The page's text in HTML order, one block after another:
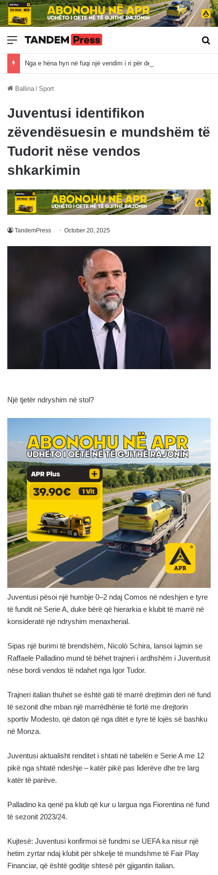
Meny
Nga e hëna hyn në fuqi një vendim i ri për deponinë e Sferkës
Ballina / Sport
Juventusi identifikon
zëvendësuesin e mundshëm të
Tudorit nëse vendos
shkarkimin
TandemPress October 20, 2025
Një tjetër ndryshim në stol?
Juventusi pësoi një humbje 0–2 ndaj Comos në ndeshjen e tyre
të fundit në Serie A, duke bërë që hierarkia e klubit të marrë në
konsideratë një ndryshim menaxherial.
Sipas një burimi të brendshëm, Nicolò Schira, lansoi lajmin se
Raffaele Palladino mund të bëhet trajneri i ardhshëm i Juventusit
nëse bordi vendos të ndahet nga Igor Tudor.
Trajneri italian thuhet se është gati të marrë drejtimin deri në fund
të sezonit dhe mban një marrëdhënie të fortë me drejtorin
sportiv Modesto, që daton që nga ditët e tyre të lojës së bashku
në Monza.
Juventusi aktualisht renditet i shtati në tabelën e Serie A me 12
pikë nga shtatë ndeshje – katër pikë pas liderëve dhe tre larg
katër të parëve.
Palladino ka qenë pa klub që kur u largua nga Fiorentina në fund
të sezonit 2023/24.
Kujtesë: Juventusi konfirmoi së fundmi se UEFA ka nisur një
hetim zyrtar ndaj klubit për shkelje të mundshme të Fair Play
Financiar, që është goditje shtesë për gjigantin italian.